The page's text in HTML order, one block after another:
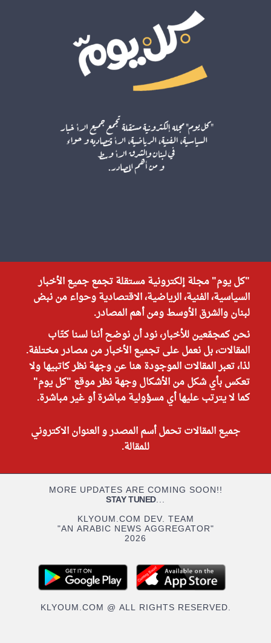
"كل يوم" مجلة إلكترونية مستقلة تجمع جميع الأخبار
السياسية، الفنية، الرياضية، الاقتصادية وحواء من نبض
لبنان والشرق الأوسط ومن أهم المصادر.
نحن كمجمّعين للأخبار، نود أن نوضح أننا لسنا كتّاب
المقالات، بل نعمل على تجميع الأخبار من مصادر مختلفة.
لذا، تعبر المقالات الموجودة هنا عن وجهة نظر كاتبيها ولا
تعكس بأي شكل من الأشكال وجهة نظر موقع "كل يوم"
كما لا يترتب عليها أي مسؤولية مباشرة أو غير مباشرة.
جميع المقالات تحمل أسم المصدر و العنوان الاكتروني
للمقالة.
MORE UPDATES ARE COMING SOON!!
STAY TUNED...
KLYOUM.COM DEV. TEAM
"AN ARABIC NEWS AGGREGATOR"
2026
KLYOUM.COM @ ALL RIGHTS RESERVED.